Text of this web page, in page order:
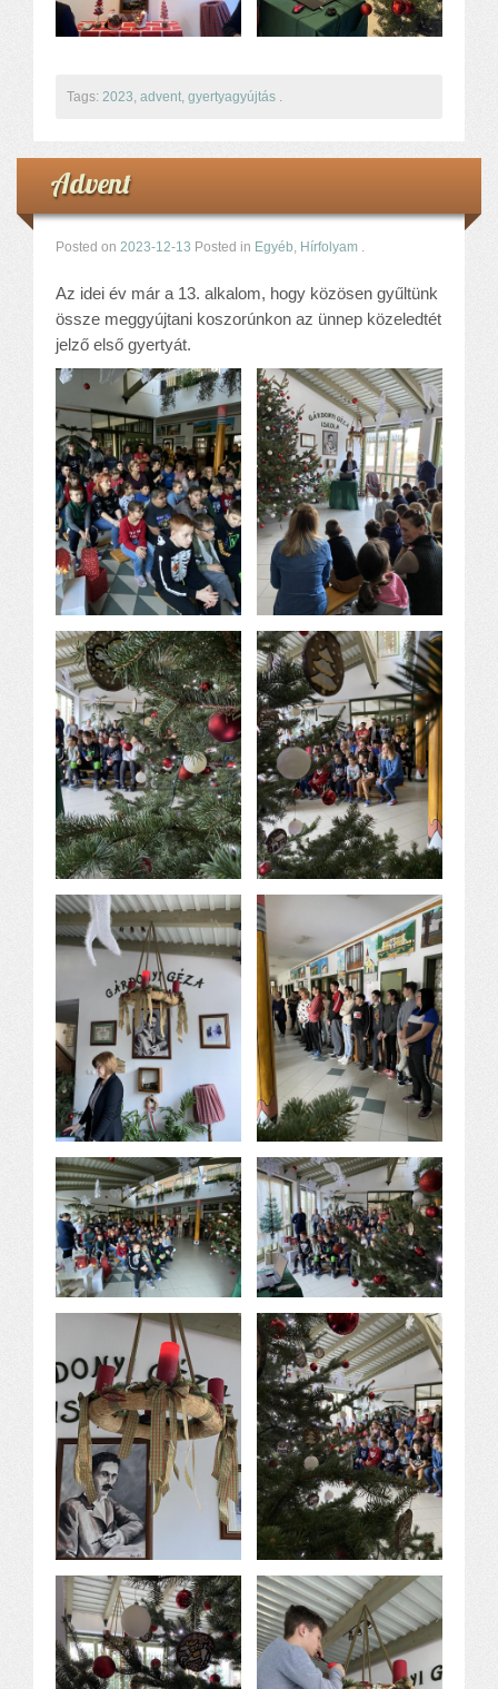
Tags: 2023 advent gyertyagyújtás
Advent
Posted on 2023-12-13 Posted in Egyéb Hírfolyam
Az idei év már a 13. alkalom, hogy közösen gyűltünk
össze meggyújtani koszorúnkon az ünnep közeledtét
jelző első gyertyát.